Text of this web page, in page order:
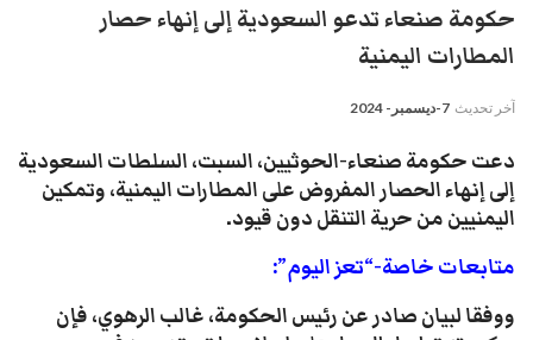
حكومة صنعاء تدعو السعودية إلى إنهاء حصار
المطارات اليمنية
آخر تحديث 7-ديسمبر- 2024
دعت حكومة صنعاء-الحوثيين، السبت، السلطات السعودية
إلى إنهاء الحصار المفروض على المطارات اليمنية، وتمكين
اليمنيين من حرية التنقل دون قيود.
متابعات خاصة-“تعز اليوم”:
ووفقا لبيان صادر عن رئيس الحكومة، غالب الرهوي، فإن